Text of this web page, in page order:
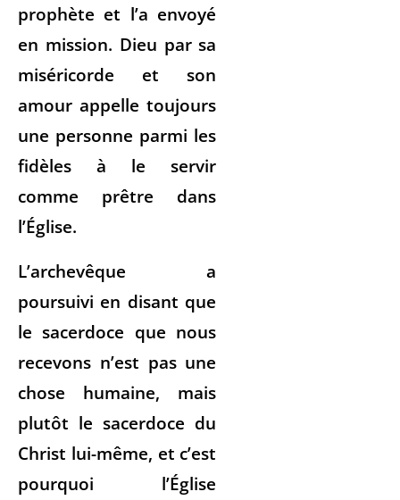
prophète et l’a envoyé
en mission. Dieu par sa
miséricorde et son
amour appelle toujours
une personne parmi les
fidèles à le servir
comme prêtre dans
l’Église.
L’archevêque a
poursuivi en disant que
le sacerdoce que nous
recevons n’est pas une
chose humaine, mais
plutôt le sacerdoce du
Christ lui-même, et c’est
pourquoi l’Église